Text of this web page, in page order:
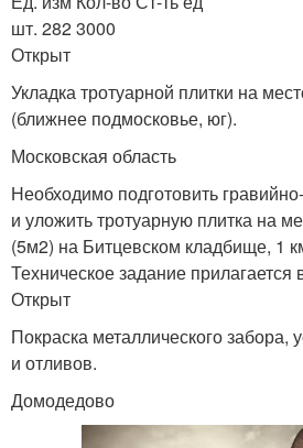
шт. 282 3000
Открыт
Укладка тротуарной плитки на
(ближнее подмосковье, юг).
Московская область
Необходимо подготовить
и уложить тротуарную плитка на
(5м2) на Битцевском кладбище, 1
Техническое задание
Открыт
Покраска металлического забора,
и отливов.
Домодедово